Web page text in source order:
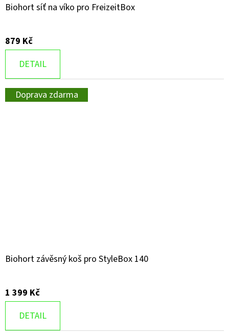
Biohort síť na víko pro FreizeitBox
879 Kč
DETAIL
Doprava zdarma
Biohort závěsný koš pro StyleBox 140
1 399 Kč
DETAIL